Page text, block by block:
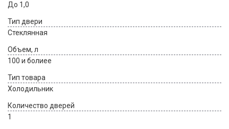
До 1,0
Тип двери
Стеклянная
Объем, л
100 и болиее
Тип товара
Холодильник
Количество дверей
1